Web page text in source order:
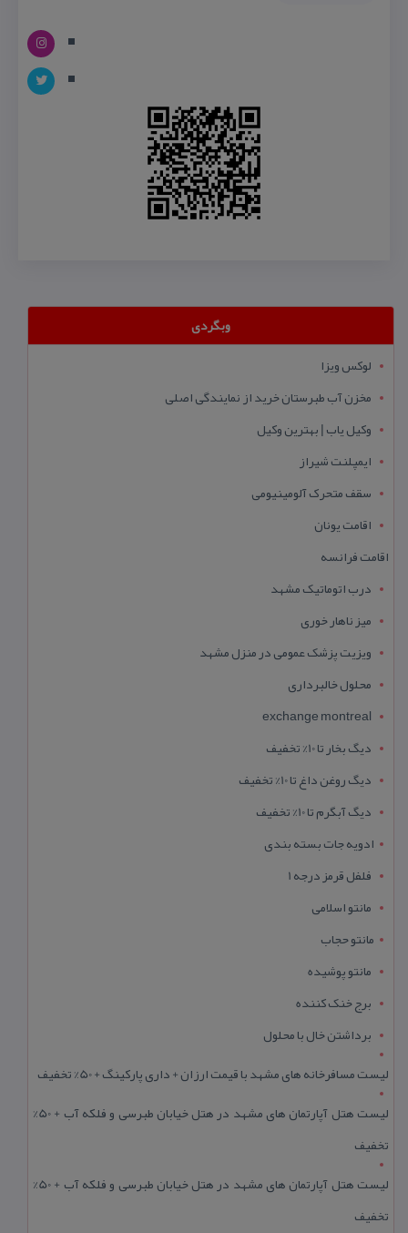
وبگردی
لوکس ویزا
مخزن آب طبرستان خرید از نمایندگی اصلی
وکیل یاب | بهترین وکیل
ایمپلنت شیراز
سقف متحرک آلومینیومی
اقامت یونان
اقامت فرانسه
درب اتوماتیک مشهد
میز ناهار خوری
ویزیت پزشک عمومی در منزل مشهد
محلول خالبرداری
exchange montreal
دیگ بخار تا 10% تخفیف
دیگ روغن داغ تا 10% تخفیف
دیگ آبگرم تا 10% تخفیف
ادویه جات بسته بندی
فلفل قرمز درجه 1
مانتو اسلامی
مانتو حجاب
مانتو پوشیده
برج خنک کننده
برداشتن خال با محلول
لیست مسافرخانه های مشهد با قیمت ارزان + داری پارکینگ + 50% تخفیف
لیست هتل آپارتمان های مشهد در هتل خیابان طبرسی و فلکه آب + 50%
تخفیف
لیست هتل آپارتمان های مشهد در هتل خیابان طبرسی و فلکه آب + 50%
تخفیف